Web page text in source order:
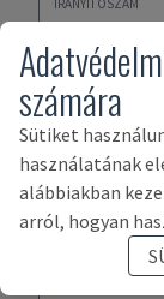
számára
Sütiket
használatának
alábbiakban
arról, hogyan